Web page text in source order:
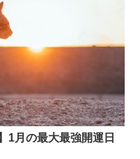
1月の最大最強開運日